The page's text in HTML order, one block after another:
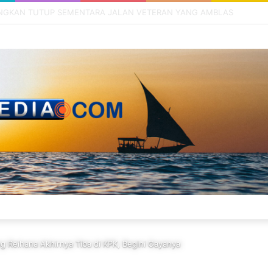
Reihana Akhirnya Tiba di KPK, Begini Gayanya